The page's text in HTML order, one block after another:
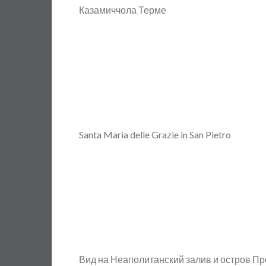
Казамиччола Терме
Santa Maria delle Grazie in San Pietro
Вид на Неаполитанский залив и остров